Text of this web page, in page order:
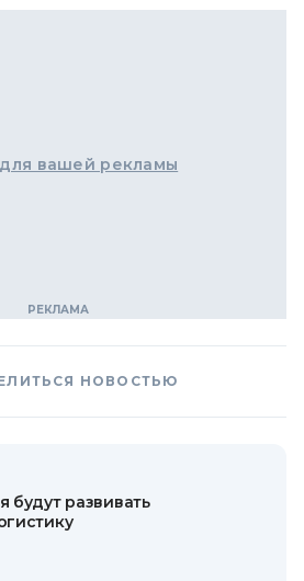
вашей рекламы
НОВОСТЬЮ
будут развивать